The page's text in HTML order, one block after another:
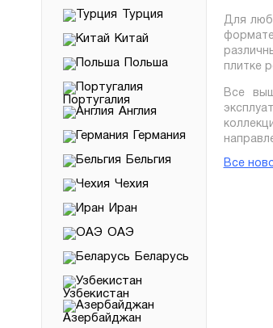
Турция
Китай
Польша
Португалия
Англия
Германия
Бельгия
Чехия
Иран
ОАЭ
Беларусь
Узбекистан
Азербайджан
Для
плитке
Все
Все